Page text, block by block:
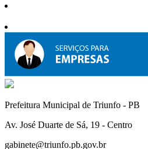
Prefeitura Municipal de Triunfo - PB
Av. José Duarte de Sá, 19 - Centro
gabinete@triunfo.pb.gov.br